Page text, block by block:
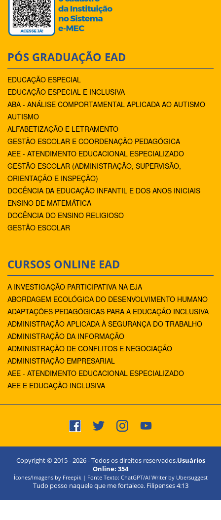
PÓS GRADUAÇÃO EAD
EDUCAÇÃO ESPECIAL
EDUCAÇÃO ESPECIAL E INCLUSIVA
ABA - ANÁLISE COMPORTAMENTAL APLICADA AO AUTISMO
AUTISMO
ALFABETIZAÇÃO E LETRAMENTO
GESTÃO ESCOLAR E COORDENAÇÃO PEDAGÓGICA
AEE - ATENDIMENTO EDUCACIONAL ESPECIALIZADO
GESTÃO ESCOLAR (ADMINISTRAÇÃO, SUPERVISÃO,
ORIENTAÇÃO E INSPEÇÃO)
DOCÊNCIA DA EDUCAÇÃO INFANTIL E DOS ANOS INICIAIS
ENSINO DE MATEMÁTICA
DOCÊNCIA DO ENSINO RELIGIOSO
GESTÃO ESCOLAR
CURSOS ONLINE EAD
A INVESTIGAÇÃO PARTICIPATIVA NA EJA
ABORDAGEM ECOLÓGICA DO DESENVOLVIMENTO HUMANO
ADAPTAÇÕES PEDAGÓGICAS PARA A EDUCAÇÃO INCLUSIVA
ADMINISTRAÇÃO APLICADA À SEGURANÇA DO TRABALHO
ADMINISTRAÇÃO DA INFORMAÇÃO
ADMINISTRAÇÃO DE CONFLITOS E NEGOCIAÇÃO
ADMINISTRAÇÃO EMPRESARIAL
AEE - ATENDIMENTO EDUCACIONAL ESPECIALIZADO
AEE E EDUCAÇÃO INCLUSIVA
Copyright © 2015 -2026- Todos os direitos reservados.Usuários
Online: 354
Ícones/Imagens by Freepik | Fonte Texto: ChatGPT/AI Writer by Ubersuggest
Tudo posso naquele que me fortalece. Filipenses 4:13